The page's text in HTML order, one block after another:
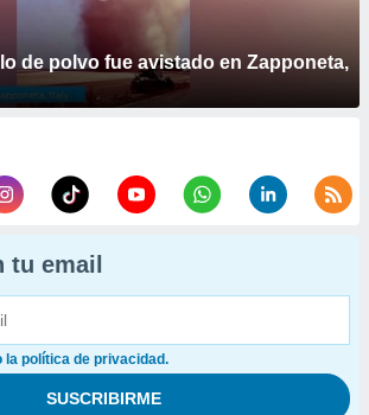
de polvo fue avistado en Zapponeta,
tu email
la política de privacidad.